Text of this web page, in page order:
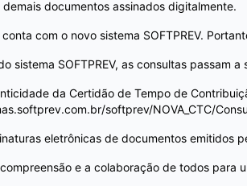
demais documentos assinados digitalmente.
com o novo sistema SOFTPREV.
sistema SOFTPREV, as consultas passam
da Certidão de Tempo de
softprev/NOVA_CTC/
eletrônicas de documentos emitidos
e a colaboração de todos para